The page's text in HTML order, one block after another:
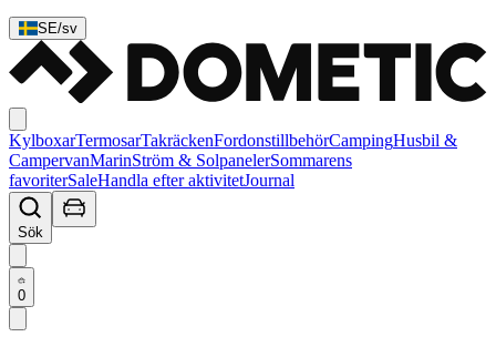
SE/sv
KylboxarTermosarTakräckenFordonstillbehörCampingHusbil &
CampervanMarinStröm & SolpanelerSommarens
favoriterSaleHandla efter aktivitetJournal
Sök
0